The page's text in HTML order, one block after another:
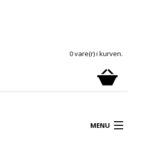
0 vare(r) i kurven.
MENU